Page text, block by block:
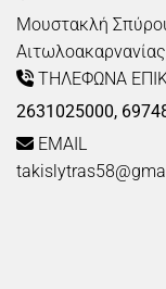
Μουστακλή
 ΤΗΛΕΦΩΝΑ
2631025000,
 EMAIL